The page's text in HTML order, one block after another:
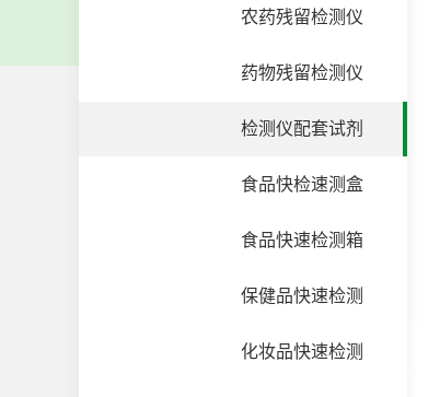
农药残留检测仪
药物残留检测仪
检测仪配套试剂
食品快检速测盒
食品快速检测箱
保健品快速检测
化妆品快速检测